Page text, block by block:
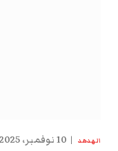
الهدهد 10 نوفمبر، 2025